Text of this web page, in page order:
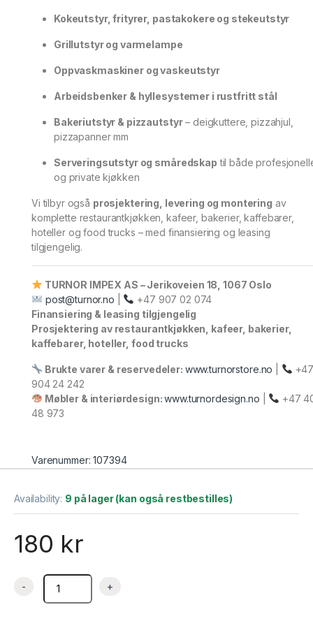
Kokeutstyr, frityrer, pastakokere og stekeutstyr
Grillutstyr og varmelampe
Oppvaskmaskiner og vaskeutstyr
Arbeidsbenker & hyllesystemer i rustfritt stål
Bakeriutstyr & pizzautstyr– deigkuttere, pizzahjul,
pizzapanner mm
Serveringsutstyr og småredskap til både
og private kjøkken
Vi tilbyr også prosjektering, levering og montering av
komplette restaurantkjøkken, kafeer, bakerier, kaffebarer,
hoteller og food trucks – med finansiering og leasing
tilgjengelig.
TURNOR IMPEX AS – Jerikoveien 18, 1067 Oslo
post@turnor.no
+47 907 02 074
Finansiering & leasing tilgjengelig
Prosjektering av restaurantkjøkken, kafeer, bakerier,
kaffebarer, hoteller, food trucks
Brukte varer & reservedeler: www.turnorstore.no
904 24 242
Møbler & interiørdesign:www.turnordesign.no
+47
48 973
Varenummer: 107394
Availability: 9 på lager (kan også restbestilles)
180 kr
Visp rustfri halvautomatisk – 250 mm – HW1023 – Alkan